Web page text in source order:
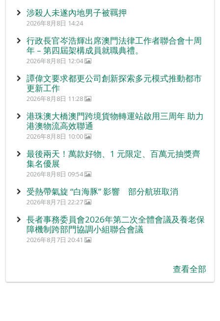
涉殺人未遂內地男子被羈押
2026年8月8日 14:24
行政長官岑浩輝出席澳門法律工作者聯合會十周
年 – 第四屆架構成員就職典禮。
2026年8月8日 12:04
譚偉文要求都更公司創新探索多元模式推動都市
更新工作
2026年8月8日 11:28
港珠澳大橋澳門跨境貨物轉運站啟用三周年 助力
港澳物流高效聯通
2026年8月8日 10:00
最後兩天！萬款好物、1 元限定、百萬元抽獎齊
集名優展
2026年8月8日 09:54
受熱帶氣旋 “白海豚” 影響 部分航班取消
2026年8月7日 22:27
長者事務委員會2026年第二次全體會議及養老保
障機制跨部門協調小組聯合會議
2026年8月7日 20:41
查看全部